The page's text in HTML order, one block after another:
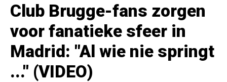
Club Brugge-fans zorgen
voor fanatieke sfeer in
Madrid: "Al wie nie springt
..." (VIDEO)